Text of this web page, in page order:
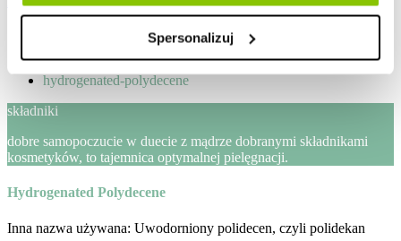
Spersonalizuj
skladniki-kosmetykow
hydrogenated-polydecene
składniki
dobre samopoczucie w duecie z mądrze dobranymi składnikami
kosmetyków, to tajemnica optymalnej pielęgnacji.
Hydrogenated Polydecene
Inna nazwa używana: Uwodorniony polidecen, czyli polidekan